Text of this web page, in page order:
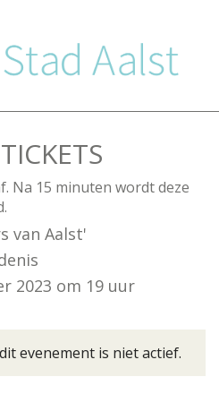
Na 15 minuten wordt deze
van Aalst'
2023 om 19 uur
evenement is niet actief.